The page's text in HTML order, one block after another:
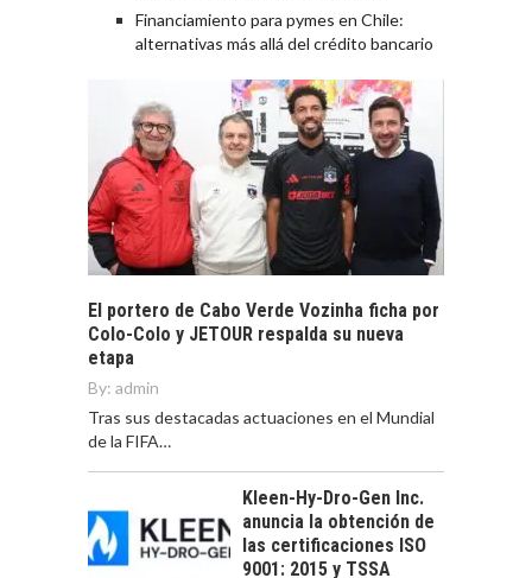
Financiamiento para pymes en Chile:
alternativas más allá del crédito bancario
El portero de Cabo Verde Vozinha ficha por
Colo-Colo y JETOUR respalda su nueva
etapa
By: admin
Tras sus destacadas actuaciones en el Mundial
de la FIFA…
Kleen-Hy-Dro-Gen Inc.
anuncia la obtención de
las certificaciones ISO
9001: 2015 y TSSA